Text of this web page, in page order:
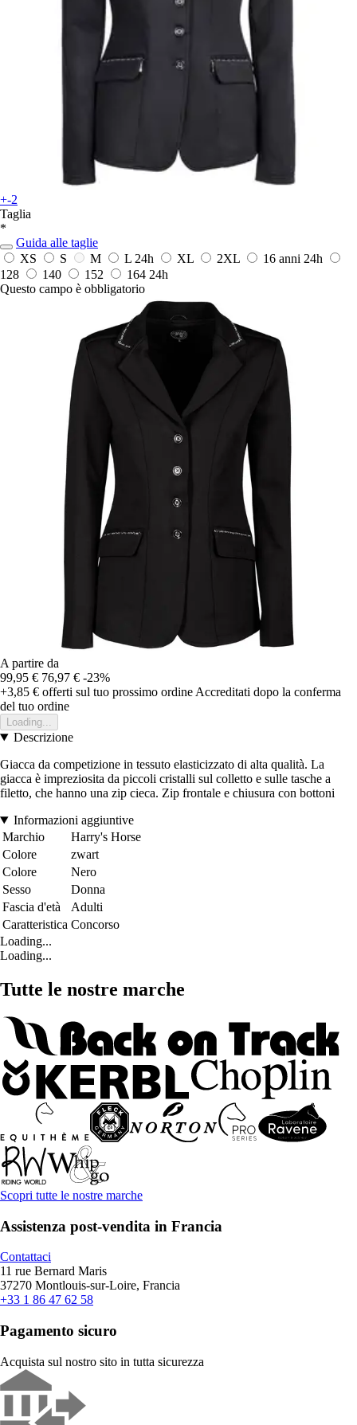
+-2
Taglia
*
Guida alle taglie
XS
S M L 24h XL 2XL 16 anni 24h
128
140 152 164 24h
Questo campo è obbligatorio
A partire da
99,95 € 76,97 € -23%
+3,85 € offerti sul tuo prossimo ordine Accreditati dopo la conferma
del tuo ordine
Loading...
Descrizione
Giacca da competizione in tessuto elasticizzato di alta qualità. La
giacca è impreziosita da piccoli cristalli sul colletto e sulle tasche a
filetto, che hanno una zip cieca. Zip frontale e chiusura con bottoni
Informazioni aggiuntive
Marchio
Harry's Horse
Colore
zwart
Colore
Nero
Sesso
Donna
Fascia d'età
Adulti
Caratteristica Concorso
Loading...
Loading...
Tutte le nostre marche
Scopri tutte le nostre marche
Assistenza post-vendita in Francia
Contattaci
11 rue Bernard Maris
37270 Montlouis-sur-Loire, Francia
+33 1 86 47 62 58
Pagamento sicuro
Acquista sul nostro sito in tutta sicurezza